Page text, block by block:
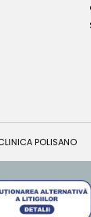
POLISANO